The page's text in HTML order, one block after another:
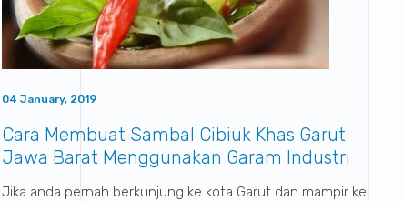
04 January, 2019
Cara Membuat Sambal Cibiuk Khas Garut
Jawa Barat Menggunakan Garam Industri
Jika anda pernah berkunjung ke kota Garut dan mampir ke